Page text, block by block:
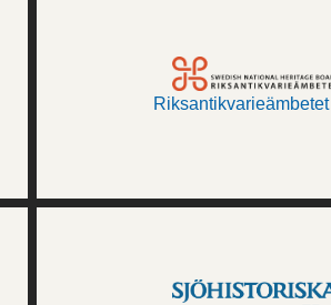
Riksantikvarieämbetet